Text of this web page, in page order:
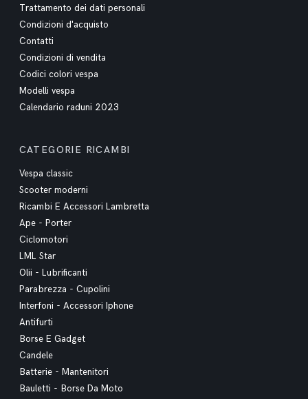
Trattamento dei dati personali
Condizioni d'acquisto
Contatti
Condizioni di vendita
Codici colori vespa
Modelli vespa
Calendario raduni 2023
CATEGORIE RICAMBI
Vespa classic
Scooter moderni
Ricambi E Accessori Lambretta
Ape - Porter
Ciclomotori
LML Star
Olii - Lubrificanti
Parabrezza - Cupolini
Interfoni - Accessori Iphone
Antifurti
Borse E Gadget
Candele
Batterie - Mantenitori
Bauletti - Borse Da Moto